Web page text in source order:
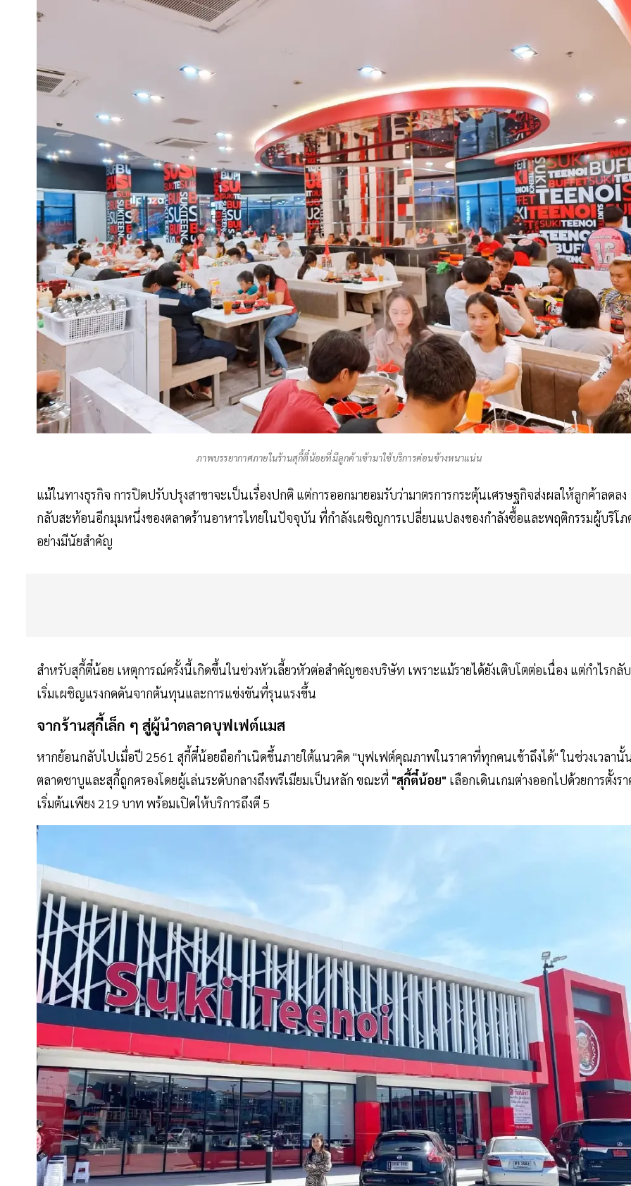
ภาพบรรยากาศภายในร้านสุกี้ตี๋น้อยที่มีลูกค้าเข้ามาใช้บริการค่อนข้างหนาแน่น
แม้ในทางธุรกิจ การปิดปรับปรุงสาขาจะเป็นเรื่องปกติ แต่การออกมายอมรับว่ามาตรการกระตุ้นเศรษฐกิจส่งผลให้ลูกค้าลดลง
กลับสะท้อนอีกมุมหนึ่งของตลาดร้านอาหารไทยในปัจจุบัน ที่กำลังเผชิญการเปลี่ยนแปลงของกำลังซื้อและพฤติกรรมผู้บริโภ
อย่างมีนัยสำคัญ
สำหรับสุกี้ตี๋น้อย เหตุการณ์ครั้งนี้เกิดขึ้นในช่วงหัวเลี้ยวหัวต่อสำคัญของบริษัท เพราะแม้รายได้ยังเติบโตต่อเนื่อง แต่กำไรกลับ
เริ่มเผชิญแรงกดดันจากต้นทุนและการแข่งขันที่รุนแรงขึ้น
จากร้านสุกี้เล็ก ๆ สู่ผู้นำตลาดบุฟเฟต์แมส
หากย้อนกลับไปเมื่อปี 2561 สุกี้ตี๋น้อยถือกำเนิดขึ้นภายใต้แนวคิด "บุฟเฟต์คุณภาพในราคาที่ทุกคนเข้าถึงได้" ในช่วงเวลานั้
ตลาดชาบูและสุกี้ถูกครองโดยผู้เล่นระดับกลางถึงพรีเมียมเป็นหลัก ขณะที่ "สุกี้ตี๋น้อย" เลือกเดินเกมต่างออกไปด้วยการตั้งรา
เริ่มต้นเพียง 219 บาท พร้อมเปิดให้บริการถึงตี 5